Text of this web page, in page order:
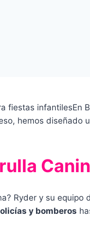
En
hemos diseñado
Ryder y su
y bomberos